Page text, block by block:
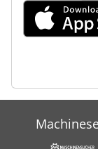
Ra 630
Volvo Bm 6300